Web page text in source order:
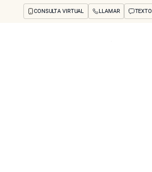
CONSULTA VIRTUAL LLAMAR TEXTO